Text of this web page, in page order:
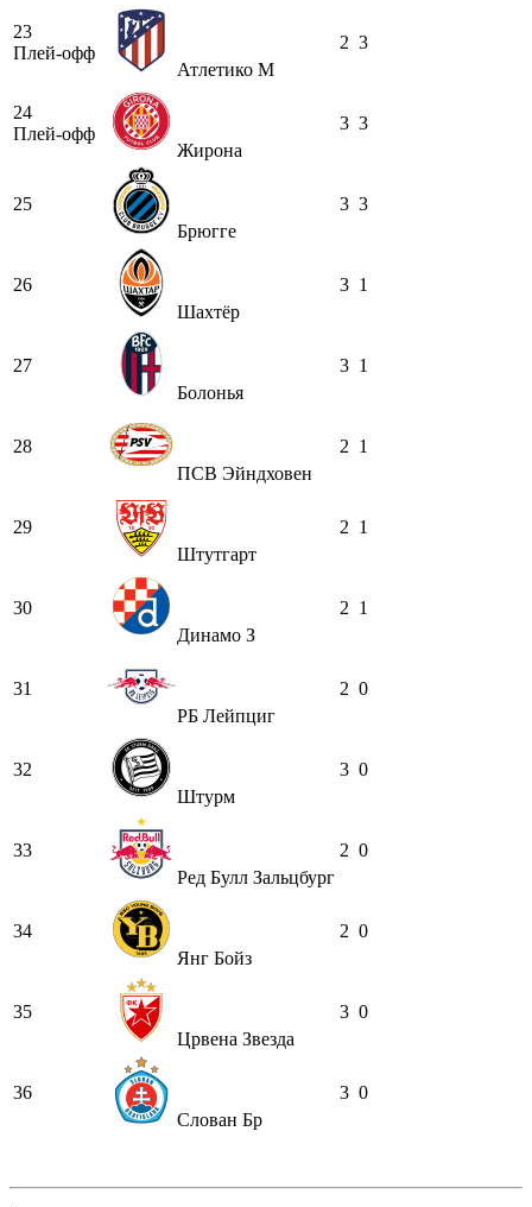
23
Плей-офф
Атлетико М
2 3
24
Плей-офф
Жирона
3 3
25
Брюгге
3 3
26
Шахтёр
3 1
27
Болонья
3 1
28
ПСВ Эйндховен
2 1
29
Штутгарт
2 1
30
Динамо З
2 1
31
РБ Лейпциг
2 0
32
Штурм
3 0
33
Ред Булл Зальцбург
2 0
34
Янг Бойз
2 0
35
Црвена Звезда
3 0
36
Слован Бр
3 0